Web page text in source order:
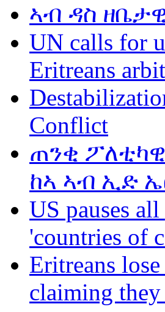
ኣብ ዳስ
UN calls for
Eritreans
Conflict
ጠንቂ
ከኣ ኣብ ኢድ
US pauses
'countries of
Eritreans
claiming